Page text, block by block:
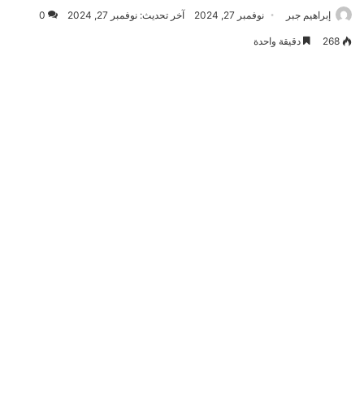
إبراهيم جبر نوفمبر 27, 2024 آخر تحديث: نوفمبر 27, 2024 0
268 دقيقة واحدة